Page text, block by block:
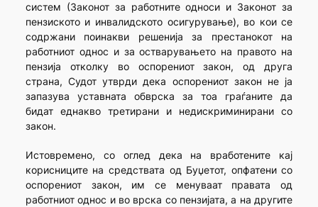
систем (Законот за работните односи и Законот за
пензиското и инвалидското осигурување), во кои се
содржани поинакви решенија за престанокот на
работниот однос и за остварувањето на правото на
пензија отколку во оспорениот закон, од друга
страна, Судот утврди дека оспорениот закон не ја
запазува уставната обврска за тоа граѓаните да
бидат еднакво третирани и недискриминирани со
закон.
Истовремено, со оглед дека на вработените кај
корисниците на средствата од Буџетот, опфатени со
оспорениот закон, им се менуваат правата од
работниот однос и во врска со пензијата, а на другите